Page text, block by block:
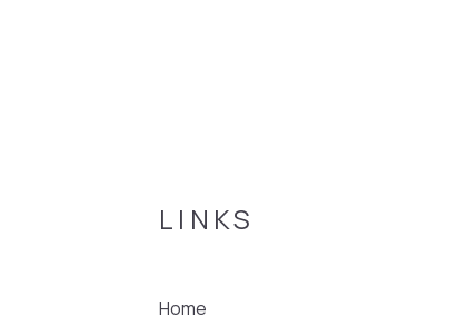
LINKS
Home